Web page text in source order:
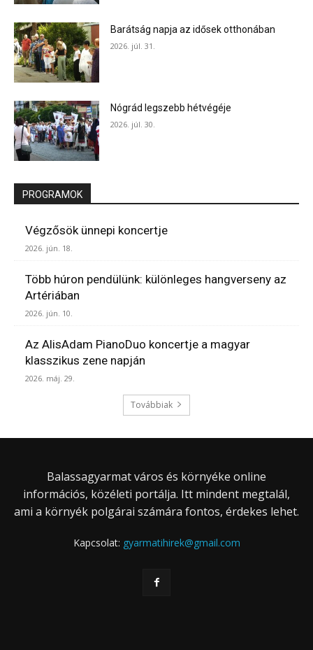
Barátság napja az idősek otthonában
2026. júl. 31.
Nógrád legszebb hétvégéje
2026. júl. 30.
PROGRAMOK
Végzősök ünnepi koncertje
2026. jún. 18.
Több húron pendülünk: különleges hangverseny az
Artériában
2026. jún. 10.
Az AlisAdam PianoDuo koncertje a magyar
klasszikus zene napján
2026. máj. 29.
Továbbiak
Balassagyarmat város és környéke online
információs, közéleti portálja. Itt mindent megtalál,
ami a környék polgárai számára fontos, érdekes lehet.
Kapcsolat: gyarmatihirek@gmail.com